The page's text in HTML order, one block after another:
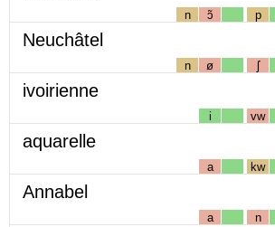
n ɔ̃ p
Neuchâtel
n ø ʃ
ivoirienne
i vw
aquarelle
a kw
Annabel
a n